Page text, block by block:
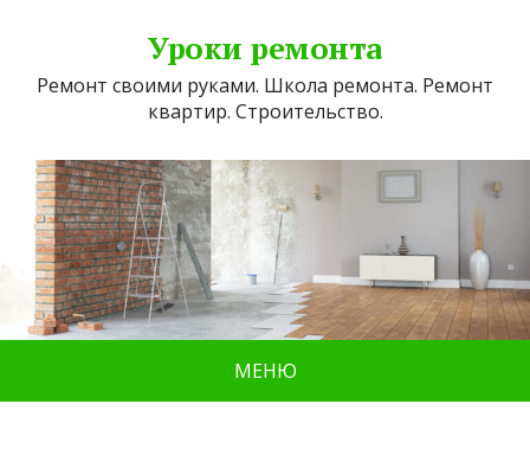
Уроки ремонта
Ремонт своими руками. Школа ремонта. Ремонт
квартир. Строительство.
МЕНЮ